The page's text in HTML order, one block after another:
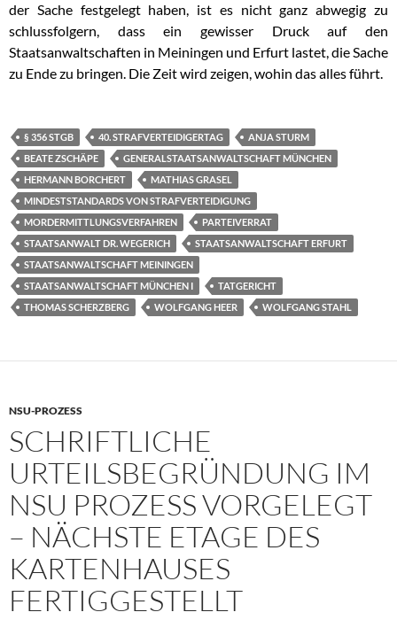
der Sache festgelegt haben, ist es nicht ganz abwegig zu
schlussfolgern, dass ein gewisser Druck auf den
Staatsanwaltschaften in Meiningen und Erfurt lastet, die Sache
zu Ende zu bringen. Die Zeit wird zeigen, wohin das alles führt.
§ 356 STGB 40. STRAFVERTEIDIGERTAG
ANJA STURM
BEATE ZSCHÄPE
GENERALSTAATSANWALTSCHAFT MÜNCHEN
HERMANN BORCHERT
MATHIAS GRASEL
MINDESTSTANDARDS VON STRAFVERTEIDIGUNG
MORDERMITTLUNGSVERFAHREN
PARTEIVERRAT
STAATSANWALT DR. WEGERICH
STAATSANWALTSCHAFT ERFURT
STAATSANWALTSCHAFT MEININGEN
STAATSANWALTSCHAFT MÜNCHEN I
TATGERICHT
THOMAS SCHERZBERG
WOLFGANG HEER WOLFGANG STAHL
NSU-PROZESS
SCHRIFTLICHE
URTEILSBEGRÜNDUNG IM
NSU PROZESS VORGELEGT
– NÄCHSTE ETAGE DES
KARTENHAUSES
FERTIGGESTELLT